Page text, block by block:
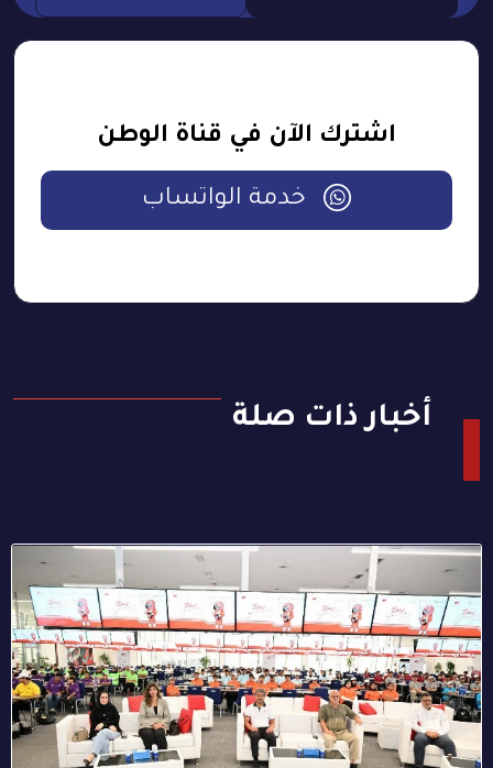
اشترك الآن في قناة الوطن
خدمة الواتساب
أخبار ذات صلة